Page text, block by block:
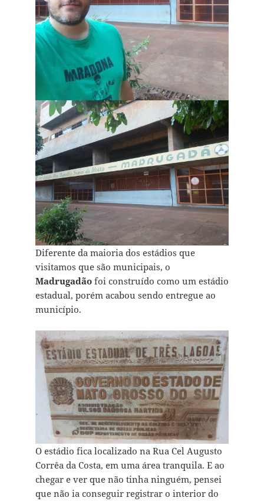
Diferente da maioria dos estádios que
visitamos que são municipais, o
Madrugadãofoi construído como um estádio
estadual, porém acabou sendo entregue ao
município.
O estádio fica localizado na Rua Cel Augusto
Corrêa da Costa, em uma área tranquila. E ao
chegar e ver que não tinha ninguém, pensei
que não ia conseguir registrar o interior do